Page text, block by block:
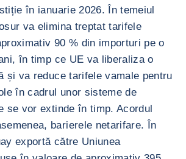
în ianuarie 2026. În temeiul
va elimina treptat tarifele
90 % din importuri pe o
în timp ce UE va liberaliza o
și va reduce tarifele vamale pentru
în cadrul unor sisteme de
se vor extinde în timp. Acordul
barierele netarifare. În
exportă către Uniunea